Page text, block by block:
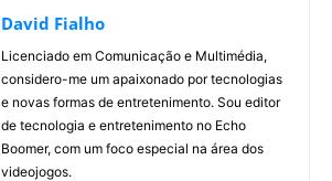
David Fialho
Licenciado em Comunicação e Multimédia,
considero-me um apaixonado por tecnologias
e novas formas de entretenimento. Sou editor
de tecnologia e entretenimento no Echo
Boomer, com um foco especial na área dos
videojogos.